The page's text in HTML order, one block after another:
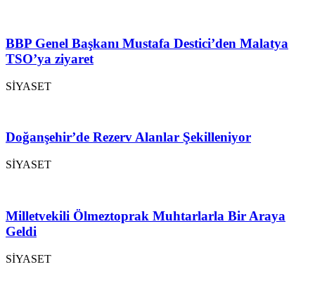
BBP Genel Başkanı Mustafa Destici’den Malatya
TSO’ya ziyaret
SİYASET
Doğanşehir’de Rezerv Alanlar Şekilleniyor
SİYASET
Milletvekili Ölmeztoprak Muhtarlarla Bir Araya
Geldi
SİYASET